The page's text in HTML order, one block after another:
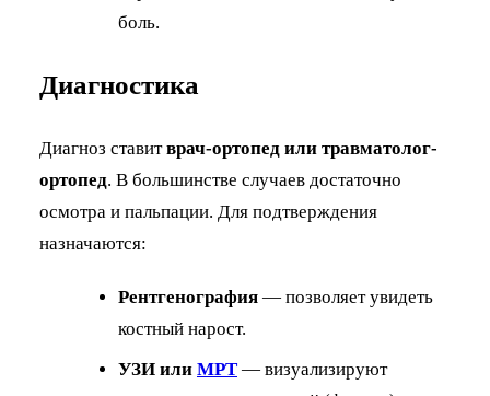
боль.
Диагностика
Диагноз ставитврач-ортопед или травматолог-
ортопед. В большинстве случаев достаточно
осмотра и пальпации. Для подтверждения
назначаются:
Рентгенография — позволяет увидеть
костный нарост.
УЗИ или МРТ — визуализируют